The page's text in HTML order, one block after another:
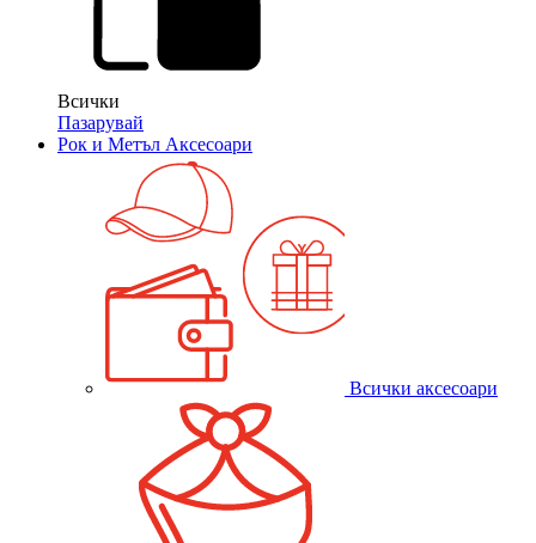
Всички
Пазарувай
Рок и Метъл Аксесоари
Всички аксесоари